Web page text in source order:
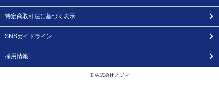
特定商取引法に基づく表示
SNSガイドライン
採用情報
© 株式会社ノジマ